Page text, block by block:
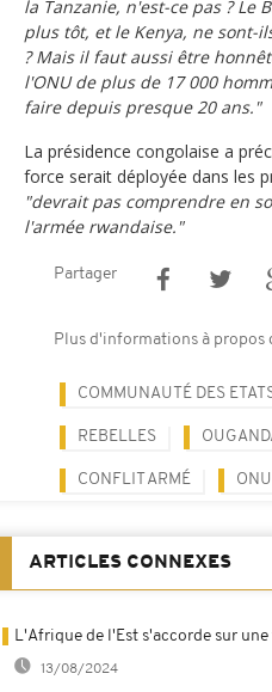
la Tanzanie, n'est-ce pas ? Le
plus tôt, et le Kenya, ne sont-
? Mais il faut aussi être
l'ONU de plus de 17 000
faire depuis presque 20 ans."
La présidence congolaise a
force serait déployée dans les
"devrait pas comprendre en
l'armée rwandaise."
Partager
Plus d'informations à propos
COMMUNAUTÉ DES
REBELLES
CONFLIT ARMÉ ONU
ARTICLES CONNEXES
L'Afrique de l'Est s'accorde sur
13/08/2024